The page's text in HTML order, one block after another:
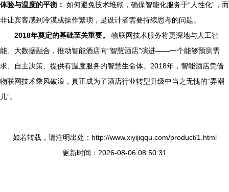
体验与温度的平衡： 如何避免技术堆砌，确保智能化服务于“人性化”，而
非让宾客感到冷漠或操作繁琐，是设计者需要持续思考的问题。
2018年奠定的基础至关重要。
物联网技术服务将更深地与人工智
能、大数据融合，推动智能酒店向“智慧酒店”演进——一个能够预测需
求、自主决策、提供有温度服务的智慧生命体。2018年，智能酒店凭借
物联网技术乘风破浪，真正成为了酒店行业转型升级中当之无愧的“弄潮
儿”。
如若转载，请注明出处：http://www.xiyijiqqu.com/product/1.html
更新时间：2026-08-06 08:50:31